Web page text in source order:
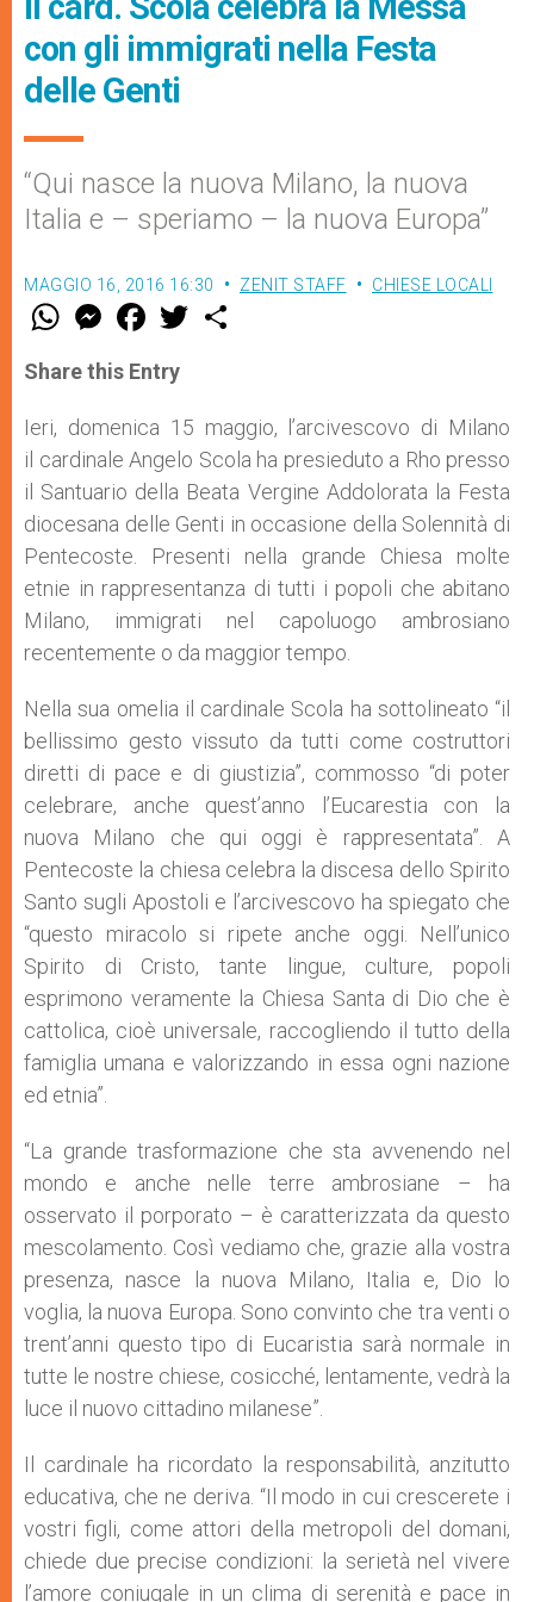
con gli immigrati nella Festa
delle Genti
“Qui nasce la nuova Milano, la nuova
Italia e – speriamo – la nuova Europa”
MAGGIO 16, 2016 16:30 ZENIT STAFF CHIESE LOCALI
W
t
s
p
p
M
e
s
e
g
e
r
F
a
e
b
o
k
w
Share this Entry
Ieri, domenica 15 maggio, l’arcivescovo di Milano
il cardinale Angelo Scola ha presieduto a Rho presso
il Santuario della Beata Vergine Addolorata la Festa
diocesana delle Genti in occasione della Solennità di
Pentecoste. Presenti nella grande Chiesa molte
etnie in rappresentanza di tutti i popoli che abitano
Milano, immigrati nel capoluogo ambrosiano
recentemente o da maggior tempo.
Nella sua omelia il cardinale Scola ha sottolineato “il
bellissimo gesto vissuto da tutti come costruttori
diretti di pace e di giustizia”, commosso “di poter
celebrare, anche quest’anno l’Eucarestia con la
nuova Milano che qui oggi è rappresentata”. A
Pentecoste la chiesa celebra la discesa dello Spirito
Santo sugli Apostoli e l’arcivescovo ha spiegato che
“questo miracolo si ripete anche oggi. Nell’unico
Spirito di Cristo, tante lingue, culture, popoli
esprimono veramente la Chiesa Santa di Dio che è
cattolica, cioè universale, raccogliendo il tutto della
famiglia umana e valorizzando in essa ogni nazione
ed etnia”.
“La grande trasformazione che sta avvenendo nel
mondo e anche nelle terre ambrosiane – ha
osservato il porporato – è caratterizzata da questo
mescolamento. Così vediamo che, grazie alla vostra
presenza, nasce la nuova Milano, Italia e, Dio lo
voglia, la nuova Europa. Sono convinto che tra venti o
trent’anni questo tipo di Eucaristia sarà normale in
tutte le nostre chiese, cosicché, lentamente, vedrà la
luce il nuovo cittadino milanese”.
Il cardinale ha ricordato la responsabilità, anzitutto
educativa, che ne deriva. “Il modo in cui crescerete i
vostri figli, come attori della metropoli del domani,
chiede due precise condizioni: la serietà nel vivere
l’amore coniugale in un clima di serenità e pace in